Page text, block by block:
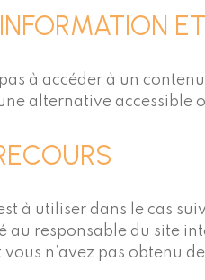
à accéder à un
alternative accessible
à utiliser dans le cas
au responsable du site
vous n’avez pas obtenu